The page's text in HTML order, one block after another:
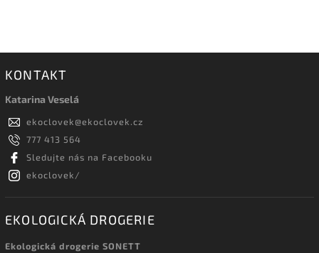
KONTAKT
Katarina Veselá
ekoclovek@ekoclovek.cz
777 413 564
Sledujte nás na Facebooku
ekoclovek/
EKOLOGICKÁ DROGERIE
Ekologická drogerie SONETT